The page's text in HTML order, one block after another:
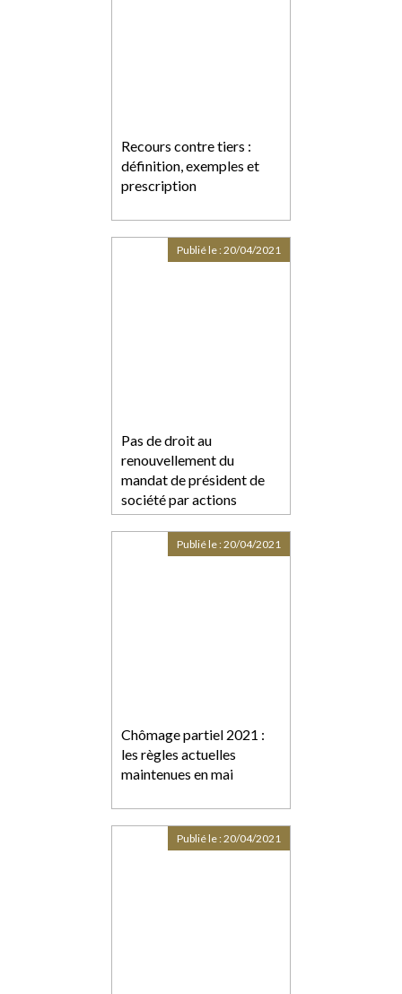
Recours contre tiers :
définition, exemples et
prescription
Pas de droit au
renouvellement du
mandat de président de
société par actions
simplifiée
Publié le :20/04/2021
Chômage partiel 2021 :
les règles actuelles
maintenues en mai
Publié le :20/04/2021
Publié le :20/04/2021